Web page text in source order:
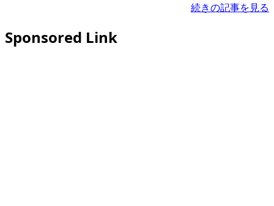
続きの記事を見る
Sponsored Link